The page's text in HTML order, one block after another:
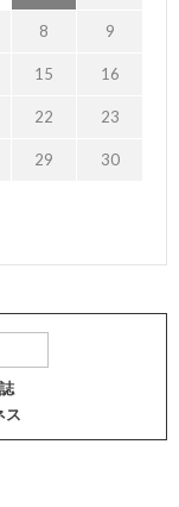
8 9
15 16
22 23
29 30
ス